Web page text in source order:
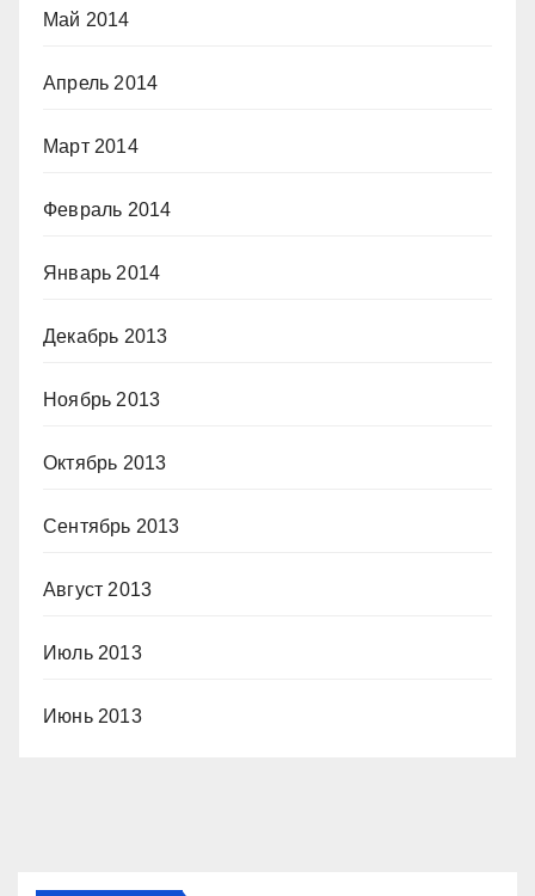
Май 2014
Апрель 2014
Март 2014
Февраль 2014
Январь 2014
Декабрь 2013
Ноябрь 2013
Октябрь 2013
Сентябрь 2013
Август 2013
Июль 2013
Июнь 2013